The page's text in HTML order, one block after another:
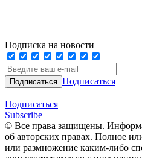
Подписка на новости
Подписаться
Подписаться
Subscribe
© Все права защищены.
об авторских правах. Полное
или размножение каким-либо